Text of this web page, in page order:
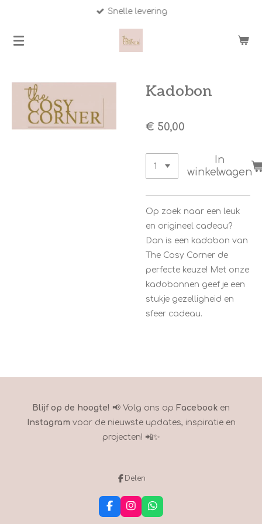
naar
Snelle levering
Kadobon
€ 50,00
In
winkelwagen
Op zoek naar een leuk
en origineel cadeau?
Dan is een kadobon van
The Cosy Corner de
perfecte keuze! Met onze
kadobonnen geef je een
stukje gezelligheid en
sfeer cadeau.
Blijf op de hoogte! 📢 Volg ons op Facebook en
Instagram voor de nieuwste updates, inspiratie en
projecten! 📲✨
Delen
F
a
I
n
W
h